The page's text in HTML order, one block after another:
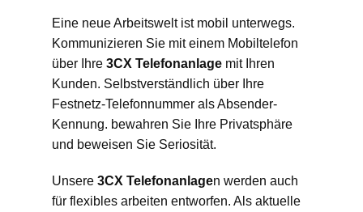
Eine neue Arbeitswelt ist mobil unterwegs.
Kommunizieren Sie mit einem Mobiltelefon
über Ihre 3CX Telefonanlage mit Ihren
Kunden. Selbstverständlich über Ihre
Festnetz-Telefonnummer als Absender-
Kennung. bewahren Sie Ihre Privatsphäre
und beweisen Sie Seriosität.
Unsere 3CX Telefonanlagen werden auch
für flexibles arbeiten entworfen. Als aktuelle